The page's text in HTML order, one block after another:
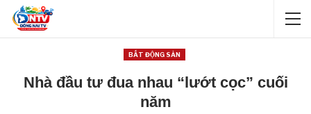
BẤT ĐỘNG SẢN
Nhà đầu tư đua nhau “lướt cọc” cuối
năm